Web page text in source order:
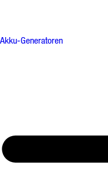
Akku-Generatoren